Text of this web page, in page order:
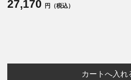
27,170 円（税込）
カートへ入れ